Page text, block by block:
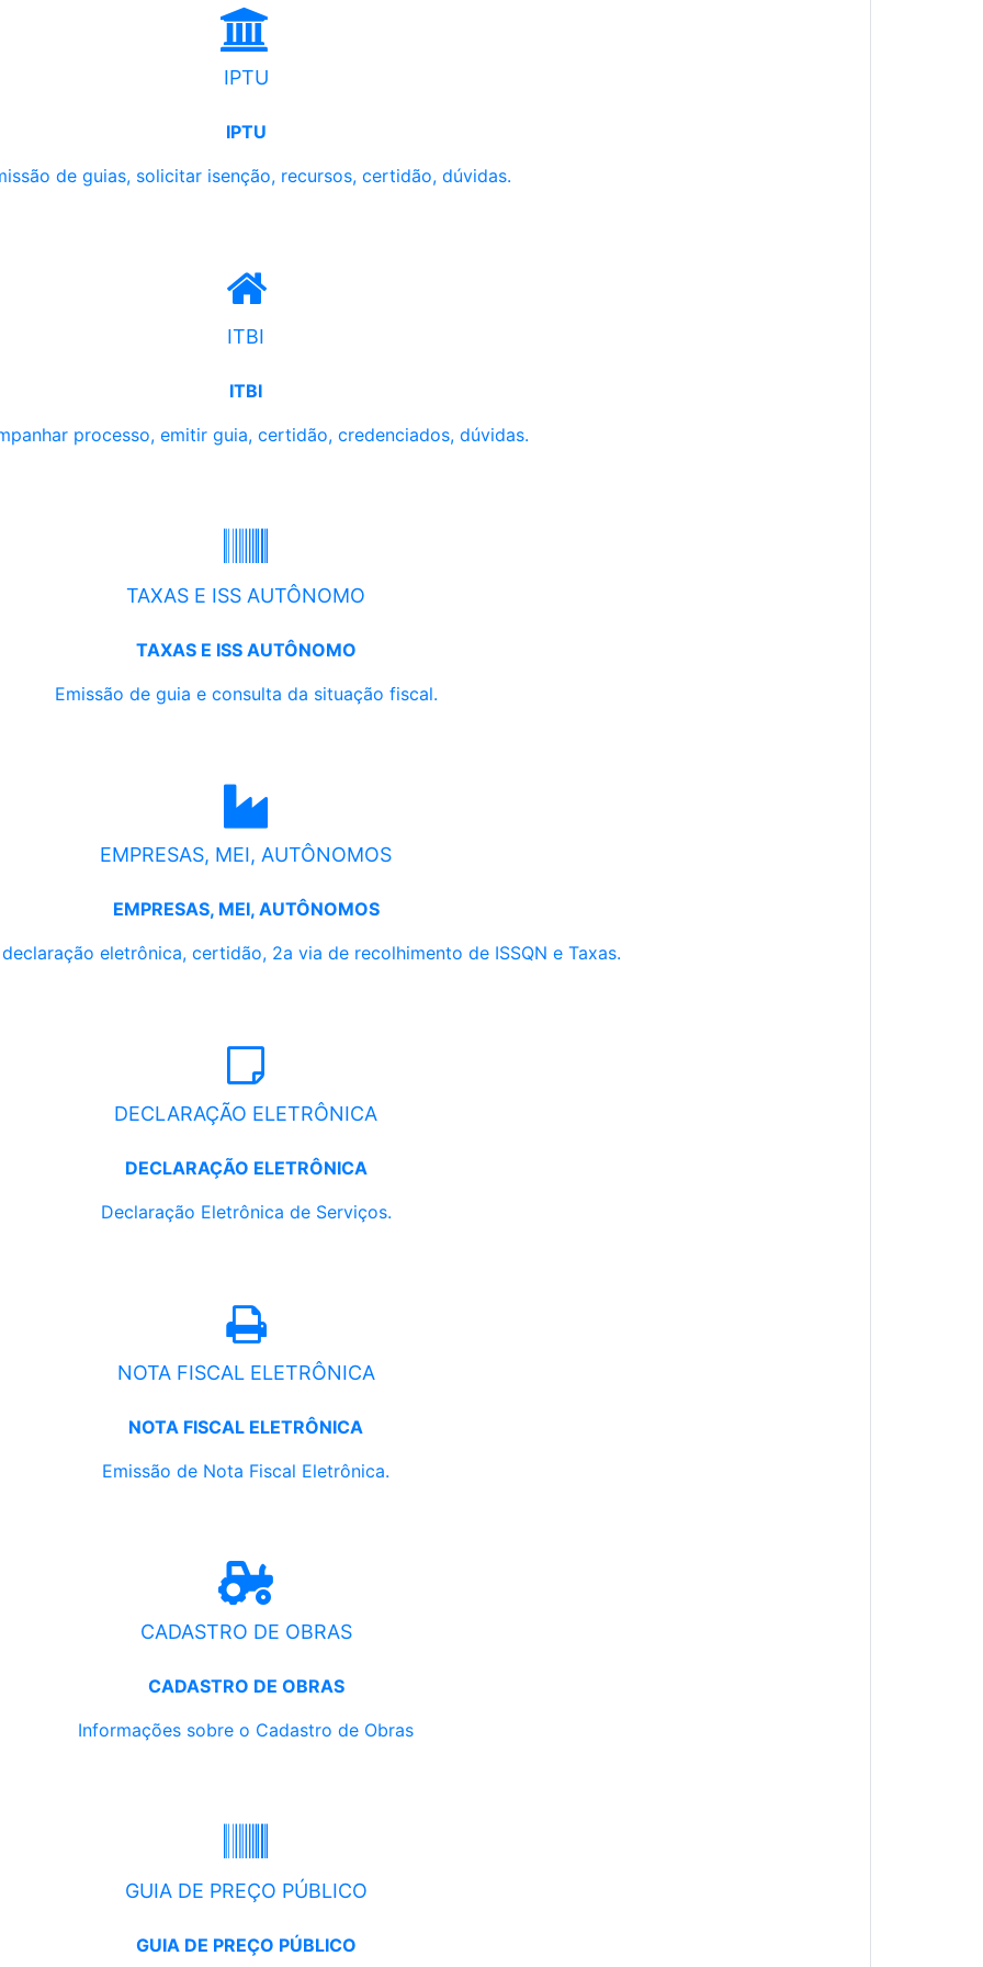
IPTU
IPTU
de guias, solicitar isenção, recursos, certidão, dúvidas.
ITBI
ITBI
processo, emitir guia, certidão, credenciados, dúvidas.
TAXAS E ISS AUTÔNOMO
TAXAS E ISS AUTÔNOMO
Emissão de guia e consulta da situação fiscal.
EMPRESAS, MEI, AUTÔNOMOS
EMPRESAS, MEI, AUTÔNOMOS
eletrônica, certidão, 2a via de recolhimento de ISSQN e Taxas.
DECLARAÇÃO ELETRÔNICA
DECLARAÇÃO ELETRÔNICA
Declaração Eletrônica de Serviços.
NOTA FISCAL ELETRÔNICA
NOTA FISCAL ELETRÔNICA
Emissão de Nota Fiscal Eletrônica.
CADASTRO DE OBRAS
CADASTRO DE OBRAS
Informações sobre o Cadastro de Obras
GUIA DE PREÇO PÚBLICO
GUIA DE PREÇO PÚBLICO